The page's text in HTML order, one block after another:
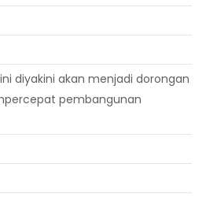
diyakini akan menjadi dorongan
pembangunan